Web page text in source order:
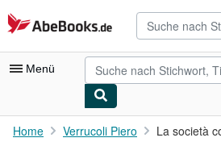
Zum Hauptinhalt
AbeBooks.de
Menü
Nutzerkonto
Home Verrucoli Piero La società